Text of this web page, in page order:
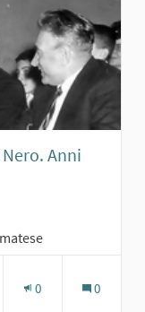
Anni
0 0